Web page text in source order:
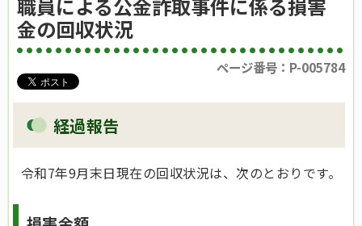
職員による公金詐取事件に係る損害
金の回収状況
ページ番号：P-005784
経過報告
令和7年9月末日現在の回収状況は、次のとおりです。